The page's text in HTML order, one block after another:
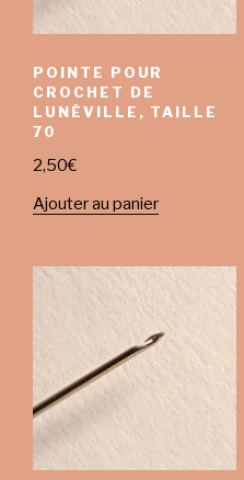
POINTE POUR
CROCHET DE
LUNÉVILLE, TAILLE
70
2,50€
Ajouter au panier